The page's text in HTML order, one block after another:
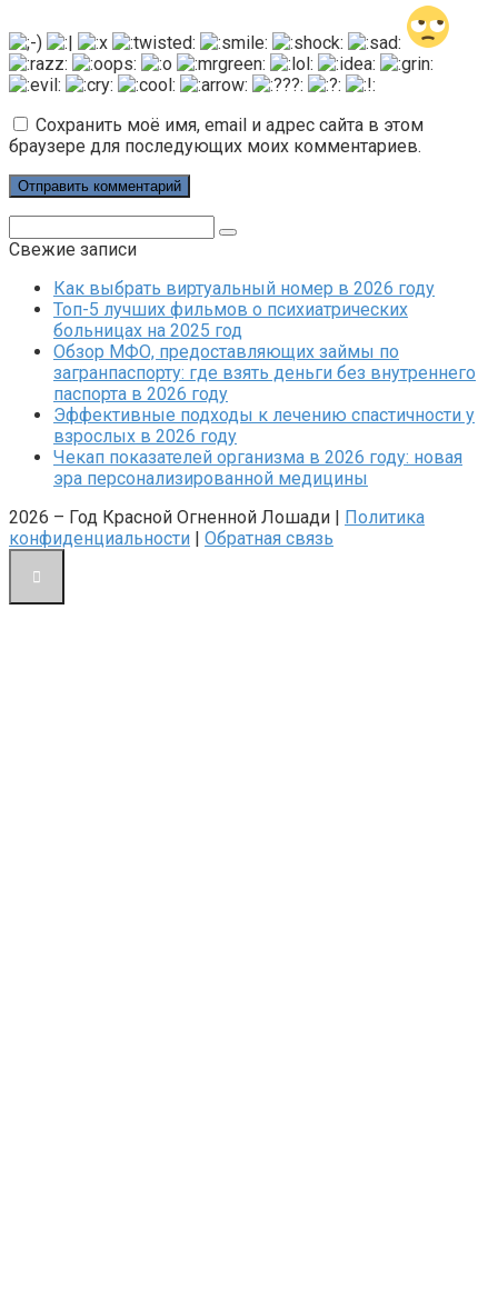
Сохранить моё имя, email и адрес сайта в этом
браузере для последующих моих комментариев.
Свежие записи
Как выбрать виртуальный номер в 2026 году
Топ-5 лучших фильмов о психиатрических
больницах на 2025 год
Обзор МФО, предоставляющих займы по
загранпаспорту: где взять деньги без внутреннего
паспорта в 2026 году
Эффективные подходы к лечению спастичности у
взрослых в 2026 году
Чекап показателей организма в 2026 году: новая
эра персонализированной медицины
2026 – Год Красной Огненной Лошади | Политика
конфиденциальности | Обратная связь